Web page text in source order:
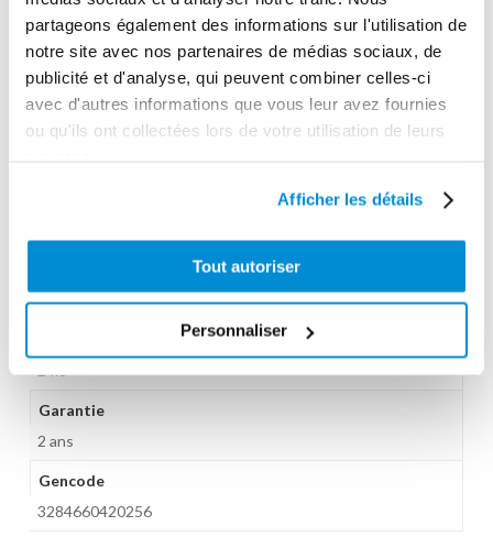
partageons également des informations sur l'utilisation de
notre site avec nos partenaires de médias sociaux, de
publicité et d'analyse, qui peuvent combiner celles-ci
avec d'autres informations que vous leur avez fournies
ou qu'ils ont collectées lors de votre utilisation de leurs
Afficher les détails
Tout autoriser
Personnaliser
5 m
Longueur max distribution
80 m
Gamme tarifaire
Dimensions en cm (L × l × h)
45 x 26 x 56
Garantie
2 ans
Gencode
3284660420256